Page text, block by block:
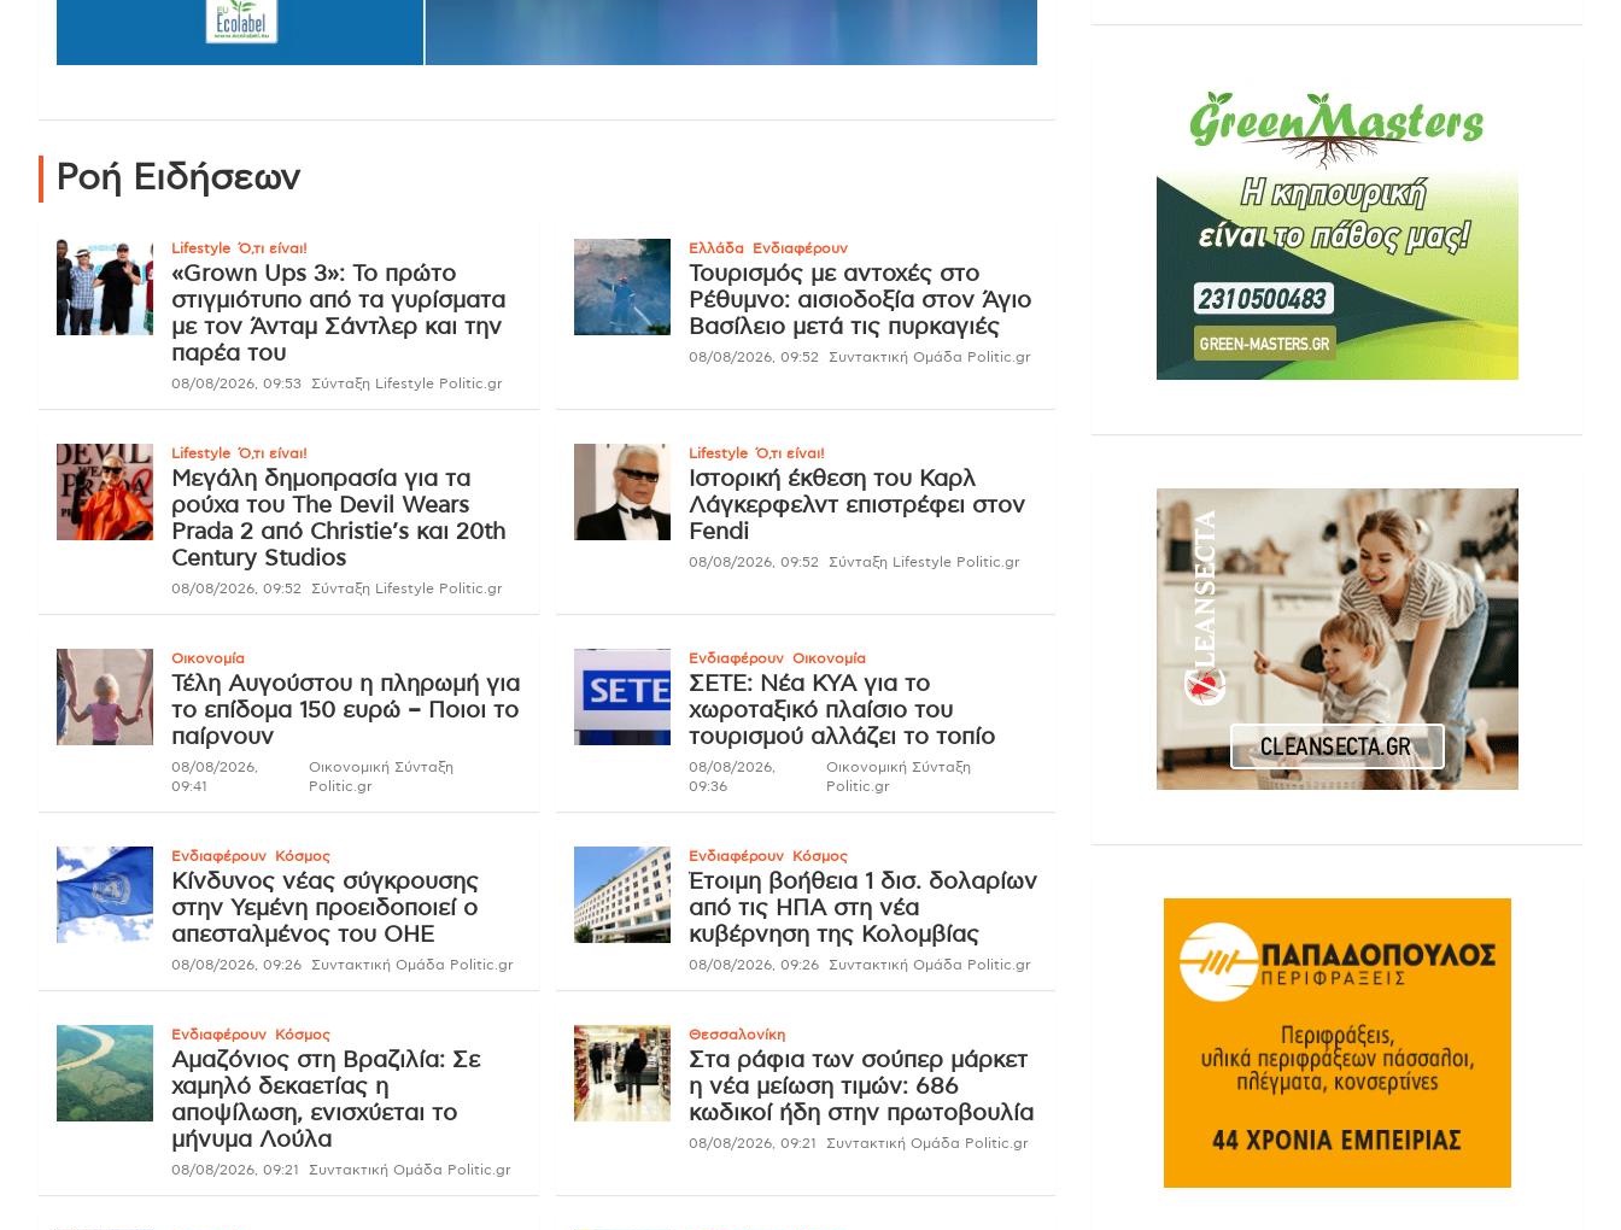
Ροή Ειδήσεων
Lifestyle Ό,τι είναι!
«Grown Ups 3»: Το πρώτο
στιγμιότυπο από τα γυρίσματα
με τον Άνταμ Σάντλερ και την
παρέα του
08/08/2026, 09:53 Σύνταξη Lifestyle Politic.gr
Ελλάδα Ενδιαφέρουν
Τουρισμός με αντοχές στο
Ρέθυμνο: αισιοδοξία στον Άγιο
Βασίλειο μετά τις πυρκαγιές
08/08/2026, 09:52 Συντακτική Ομάδα Politic.gr
Lifestyle Ό,τι είναι!
Μεγάλη δημοπρασία για τα
ρούχα του The Devil Wears
Prada 2 από Christie’s και 20th
Century Studios
08/08/2026, 09:52 Σύνταξη Lifestyle Politic.gr
Lifestyle Ό,τι είναι!
Ιστορική έκθεση του Καρλ
Λάγκερφελντ επιστρέφει στον
Fendi
08/08/2026, 09:52 Σύνταξη Lifestyle Politic.gr
Οικονομία
Τέλη Αυγούστου η πληρωμή για
το επίδομα 150 ευρώ – Ποιοι το
παίρνουν
08/08/2026,
09:41
Οικονομική Σύνταξη
Politic.gr
Ενδιαφέρουν Οικονομία
ΣΕΤΕ: Νέα ΚΥΑ για το
χωροταξικό πλαίσιο του
τουρισμού αλλάζει το τοπίο
08/08/2026,
09:36
Οικονομική Σύνταξη
Politic.gr
Ενδιαφέρουν Κόσμος
Κίνδυνος νέας σύγκρουσης
στην Υεμένη προειδοποιεί ο
απεσταλμένος του ΟΗΕ
08/08/2026, 09:26 Συντακτική Ομάδα Politic.gr
Ενδιαφέρουν Κόσμος
Έτοιμη βοήθεια 1 δισ. δολαρίων
από τις ΗΠΑ στη νέα
κυβέρνηση της Κολομβίας
08/08/2026, 09:26 Συντακτική Ομάδα Politic.gr
Ενδιαφέρουν Κόσμος
Αμαζόνιος στη Βραζιλία: Σε
χαμηλό δεκαετίας η
αποψίλωση, ενισχύεται το
μήνυμα Λούλα
08/08/2026, 09:21 Συντακτική Ομάδα Politic.gr
Θεσσαλονίκη
Στα ράφια των σούπερ μάρκετ
η νέα μείωση τιμών: 686
κωδικοί ήδη στην πρωτοβουλία
08/08/2026, 09:21 Συντακτική Ομάδα Politic.gr